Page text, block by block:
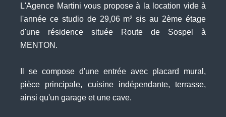
L'Agence Martini vous propose à la location vide à
l'année ce studio de 29,06 m² sis au 2ème étage
d'une résidence située Route de Sospel à
MENTON.
Il se compose d'une entrée avec placard mural,
pièce principale, cuisine indépendante, terrasse,
ainsi qu'un garage et une cave.